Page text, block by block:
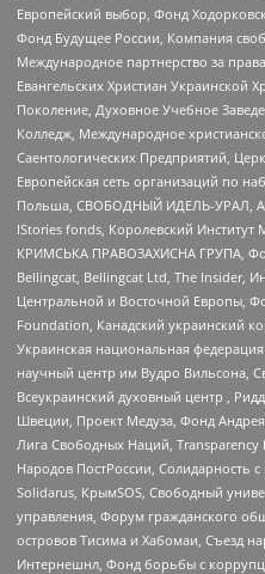
Европейский выбор, Фонд
Фонд Будущее России, Компания
Международное партнерство за
Евангельских Христиан Украинской
Поколение, Духовное Учебное
Колледж, Международное
Саентологических Предприятий,
Европейская сеть организаций по
Польша, СВОБОДНЫЙ ИДЕЛЬ-УРАЛ,
IStories fonds, Королевский
КРИМСЬКА ПРАВОЗАХИСНА ГРУПА,
Bellingcat, Bellingcat Ltd, The Insider,
Центральной и Восточной Европы,
Foundation, Канадский украинский
Украинская национальная
научный центр им Вудро Вильсона,
Всеукраинский духовный центр ,
Швеции, Проект Медуза, Фонд
Лига Свободных Наций,
Народов ПостРоссии, Солидарность
Solidarus, КрымSOS, Свободный
управления, Форум гражданского
островов Тисима и Хабомаи, Съезд
Интернешнл, Фонд борьбы с